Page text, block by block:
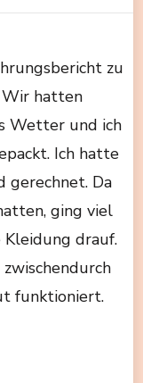
zu
Wir hatten
Wetter und ich
Ich hatte
gerechnet. Da
ging viel
drauf.
funktioniert.